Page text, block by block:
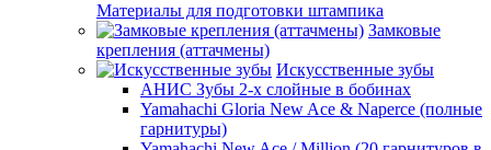
Материалы для подготовки штампика
Замковые
крепления (аттачмены)
Искусственные зубы
АНИС Зубы 2-х слойные в бобинах
Yamahachi Gloria New Ace & Naperce (полные
гарнитуры)